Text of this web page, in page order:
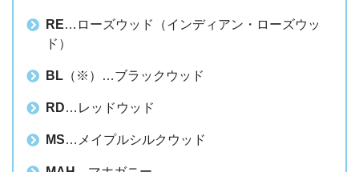
RE…ローズウッド（インディアン・ローズウッ
ド）
BL （※）…ブラックウッド
RD…レッドウッド
MS…メイプルシルクウッド